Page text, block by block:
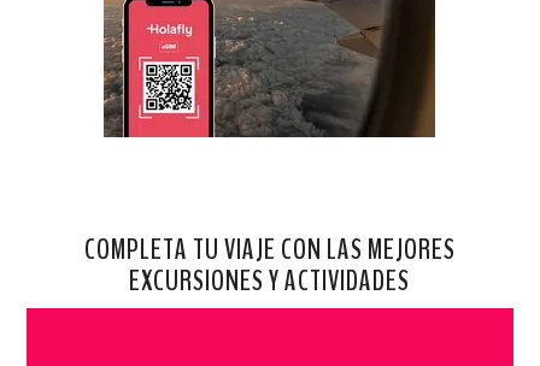
COMPLETA TU VIAJE CON LAS MEJORES
EXCURSIONES Y ACTIVIDADES